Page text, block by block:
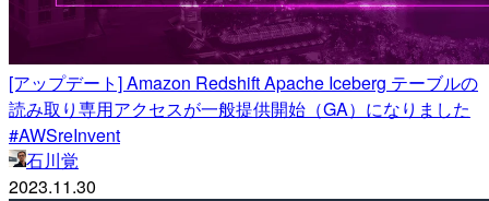
[アップデート] Amazon Redshift Apache Iceberg テーブルの
読み取り専用アクセスが一般提供開始（GA）になりました
#AWSreInvent
石川覚
2023.11.30